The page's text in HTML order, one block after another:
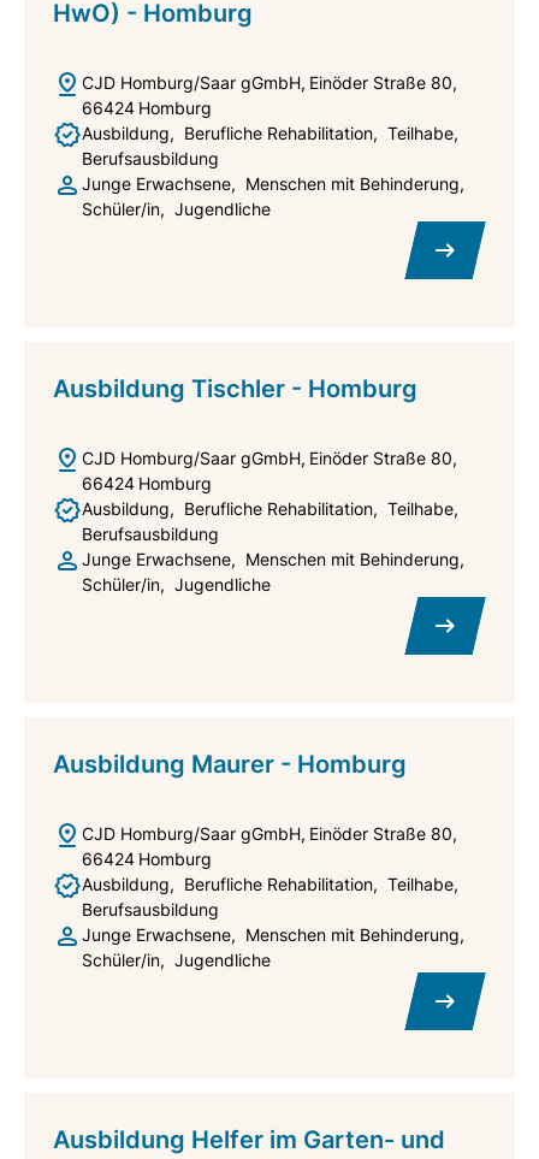
HwO) - Homburg
CJD Homburg/Saar gGmbH Einöder Straße 80
66424 Homburg
Ausbildung
Berufliche Rehabilitation
Teilhabe
Berufsausbildung
Junge Erwachsene
Menschen mit Behinderung
Schüler/in
Jugendliche
Ausbildung Tischler - Homburg
CJD Homburg/Saar gGmbH Einöder Straße 80
66424 Homburg
Ausbildung
Berufliche Rehabilitation
Teilhabe
Berufsausbildung
Junge Erwachsene
Menschen mit Behinderung
Schüler/in
Jugendliche
Ausbildung Maurer - Homburg
CJD Homburg/Saar gGmbH Einöder Straße 80
66424 Homburg
Ausbildung
Berufliche Rehabilitation
Teilhabe
Berufsausbildung
Junge Erwachsene
Menschen mit Behinderung
Schüler/in
Jugendliche
Ausbildung Helfer im Garten- und